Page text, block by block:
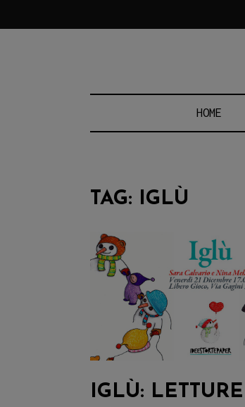
HOME
TAG: IGLÙ
IGLÙ: